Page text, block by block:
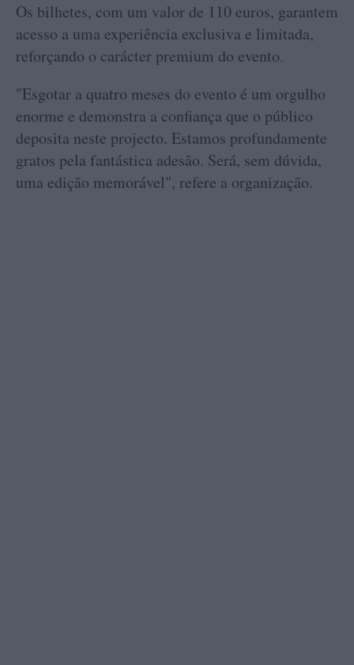
Os bilhetes, com um valor de 110 euros, garantem
acesso a uma experiência exclusiva e limitada,
reforçando o carácter premium do evento.
"Esgotar a quatro meses do evento é um orgulho
enorme e demonstra a confiança que o público
deposita neste projecto. Estamos profundamente
gratos pela fantástica adesão. Será, sem dúvida,
uma edição memorável", refere a organização.